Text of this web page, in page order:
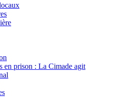
en prison : La Cimade agit